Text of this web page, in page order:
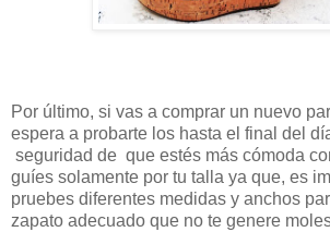
Por último, si vas a comprar un nuevo
espera a probarte los hasta el final del
seguridad de que estés más cómoda
guíes solamente por tu talla ya que, es
pruebes diferentes medidas y anchos
zapato adecuado que no te genere